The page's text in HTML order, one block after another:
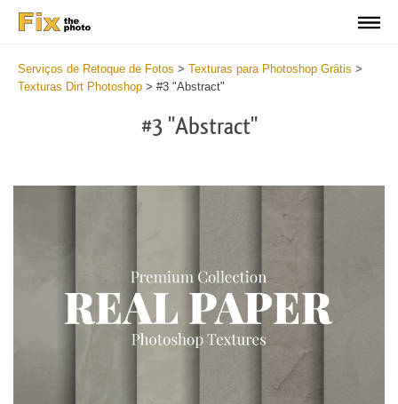
Serviços de Retoque de Fotos > Texturas para Photoshop Grátis >
Texturas Dirt Photoshop > #3 "Abstract"
#3 "Abstract"